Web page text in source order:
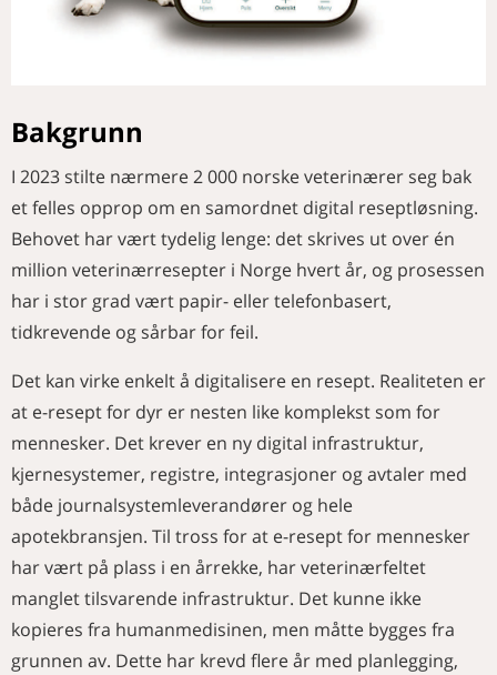
Bakgrunn
I 2023 stilte nærmere 2 000 norske veterinærer seg bak
et felles opprop om en samordnet digital reseptløsning.
Behovet har vært tydelig lenge: det skrives ut over én
million veterinærresepter i Norge hvert år, og prosessen
har i stor grad vært papir- eller telefonbasert,
tidkrevende og sårbar for feil.
Det kan virke enkelt å digitalisere en resept. Realiteten er
at e-resept for dyr er nesten like komplekst som for
mennesker. Det krever en ny digital infrastruktur,
kjernesystemer, registre, integrasjoner og avtaler med
både journalsystemleverandører og hele
apotekbransjen. Til tross for at e-resept for mennesker
har vært på plass i en årrekke, har veterinærfeltet
manglet tilsvarende infrastruktur. Det kunne ikke
kopieres fra humanmedisinen, men måtte bygges fra
grunnen av. Dette har krevd flere år med planlegging,